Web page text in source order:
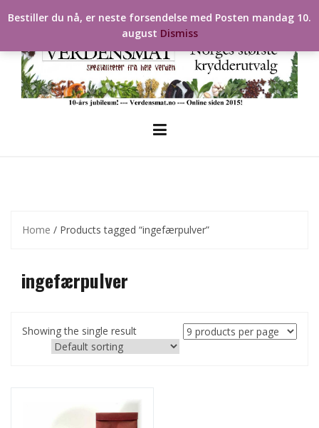
to
Home / Products tagged “ingefærpulver”
ingefærpulver
Showing the single result
Bestiller du nå, er neste forsendelse med Posten mandag 10.
august Dismiss